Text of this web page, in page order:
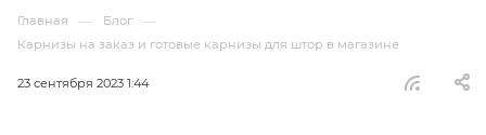
Главная — Блог —
Карнизы на заказ и готовые карнизы для штор в магазине
23 сентября 2023 1:44